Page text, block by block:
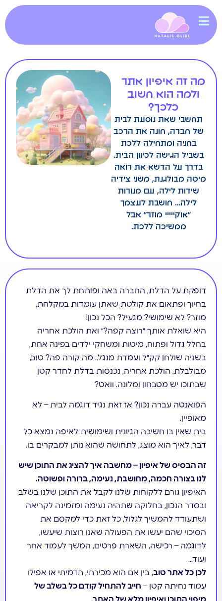
מה זה איפיון אתר
ולמה הוא חשוב
כלכך?
תחשבי שאת נוסעת לבית
של חברה, חונה את הרכב
בחניה ומתחילה ללכת
בשביל הגישה לכיוון הבית.
בדרך על הדשא את רואה
מיטה מבולגנת, משני צידיה
שידות לילה, עם מנורות
לילה… חושבת לעצמך
״אוקייייי מוזר״ אבל
ממשיכה ללכת.
דופקת על הדלת, החברה באה ופותחת לך את הדלת
בחיוך ופתאום את קולטת שאתן עומדות במקלחת,
מוזר? לא שימושי? מגעיל? הכל נכון!
היא שואלת אותך ״רוצה קפה?״ ואת הולכת אחריה
בחלל גדול ופתוח, מיטות ומשחקי ילדים בפינה אחת,
בשניה שולחן קק״ל ועמדת מנגל.. מה קורה פה? טוב,
מבולבלת, הולכת אחריה, נכנסות בדלת לחדר קטן
שבתוכו יש מטבחון ומלונה. וואט?
הפואנטה עברה נכון? אז זאת נגיד דוגמה לבית – לא
מאופיין.
בית שאין בו חשיבה הגיונית ושימושית לאיפה נמצא כל
דבר, לאיך הוא מוצג, לתחושה שהוא נותן למבקרים בו.
זה הבסיס של איפיון – מחשבה איך להציג את התוכן שיש
לנו בצורה חכמה, מחושבת, נעימה, ברורה ופשוטה.
האיפיון גורם ללקוחות שלנו לקבל את התוכן שלנו בשלב
ובסדר הנכון, בחלוקה שתהיה נעימה ומזמינה לקריאה
ושתעודד להמשיך לגלול, כל זאת כדי למקסם את
הסיכוי שהם יעשו את הפעולה שאנו רוצות שיעשו,
לדוגמה – רכישה, השארת פרטים, המשך לעמוד אחר
ועוד…
לכן כל אתר טוב, בין אם הוא מכירתי, תדמיתי או אפילו
עמוד נחיתה קטן – חייב להתחיל קודם כל בשלב של
מיפוי התוכן ואיפיון מלא של האתר.